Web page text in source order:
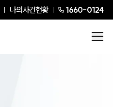
나의사건현황 1660-0124